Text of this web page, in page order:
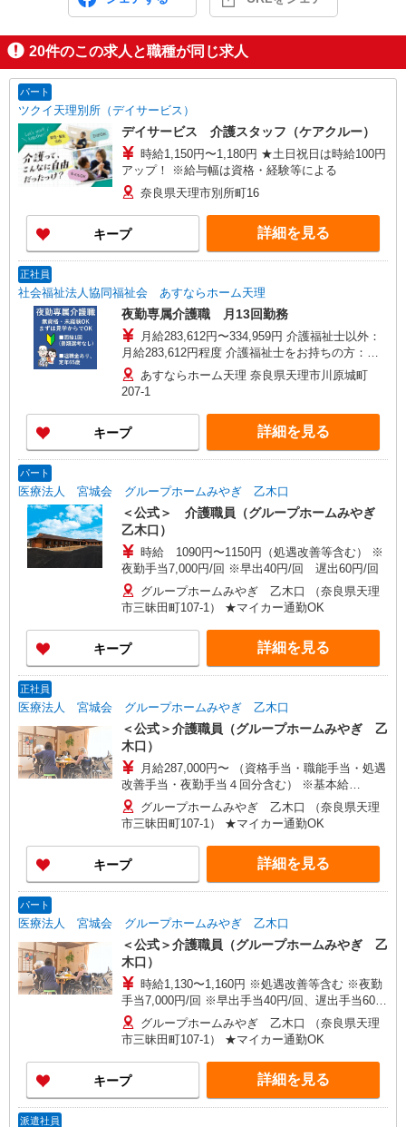
20件のこの求人と職種が同じ求人
パート
ツクイ天理別所（デイサービス）
デイサービス 介護スタッフ（ケアクルー）
時給1,150円〜1,180円 ★土日祝日は時給100円
アップ！ ※給与幅は資格・経験等による
奈良県天理市別所町16
キープ 詳細を見る
正社員
社会福祉法人協同福祉会 あすならホーム天理
夜勤専属介護職 月13回勤務
月給283,612円〜334,959円 介護福祉士以外：
月給283,612円程度 介護福祉士をお持ちの方：月
給334,959円程度 ※夜勤業務手当・処遇改善手
当・夜勤13回分の深夜割増手当含む 【想定年収】
持ちの方：月給401万円〜 ＝＝＝＝＝＝＝＝＝＝
＝＝＝＝＝ 研修期間中（アルバイト扱い、最大3
か月）の給与 時給：1,255〜1,295円／夜勤に入っ
あすならホーム天理 奈良県天理市川原城町
207-1
キープ 詳細を見る
パート
医療法人 宮城会 グループホームみやぎ 乙木口
＜公式＞ 介護職員（グループホームみやぎ
乙木口）
時給 1090円〜1150円（処遇改善等含む） ※
夜勤手当7,000円/回 ※早出40円/回 遅出60円/回
グループホームみやぎ 乙木口 （奈良県天理
市三昧田町107-1） ★マイカー通勤OK
キープ 詳細を見る
正社員
医療法人 宮城会 グループホームみやぎ 乙木口
＜公式＞介護職員（グループホームみやぎ 乙
木口）
月給287,000円〜 （資格手当・職能手当・処遇
改善手当・夜勤手当４回分含む） ※基本給
185,000円 ※夜勤手当7,000円/回 ※資格手当6,000
円 ※職能手当13,000円 ※処遇改善手当55,000円/
月
グループホームみやぎ 乙木口 （奈良県天理
市三昧田町107-1） ★マイカー通勤OK
キープ 詳細を見る
パート
医療法人 宮城会 グループホームみやぎ 乙木口
＜公式＞介護職員（グループホームみやぎ 乙
木口）
時給1,130〜1,160円 ※処遇改善等含む ※夜勤
手当7,000円/回 ※早出手当40円/回、遅出手当60
円/回グループホームみやぎ 乙木口 （奈良県天理
市三昧田町107-1） ★マイカー通勤OK
キープ 詳細を見る
派遣社員